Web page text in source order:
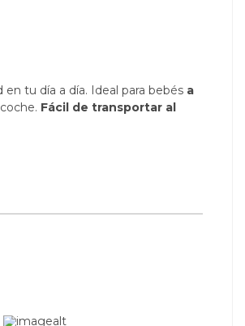
tu día a día. Ideal para bebés a
Fácil de transportar al